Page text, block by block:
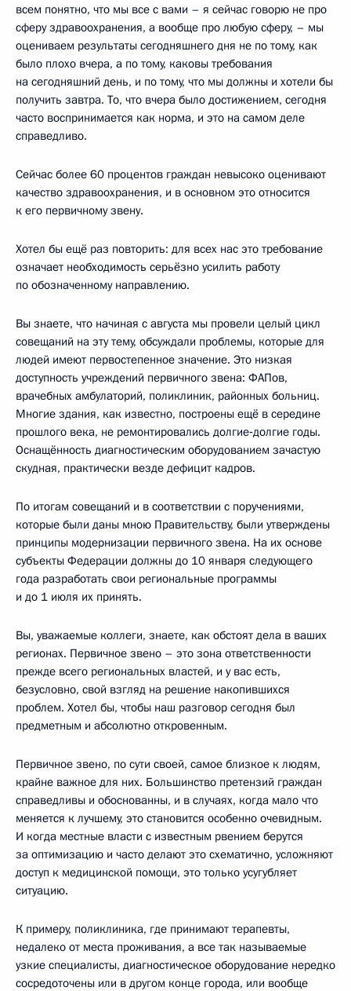
всем понятно, что мы все с вами – я сейчас говорю не про
сферу здравоохранения, а вообще про любую сферу, – мы
оцениваем результаты сегодняшнего дня не по тому, как
было плохо вчера, а по тому, каковы требования
на сегодняшний день, и по тому, что мы должны и хотели бы
получить завтра. То, что вчера было достижением, сегодня
часто воспринимается как норма, и это на самом деле
справедливо.
Сейчас более 60 процентов граждан невысоко оценивают
качество здравоохранения, и в основном это относится
к его первичному звену.
Хотел бы ещё раз повторить: для всех нас это требование
означает необходимость серьёзно усилить работу
по обозначенному направлению.
Вы знаете, что начиная с августа мы провели целый цикл
совещаний на эту тему, обсуждали проблемы, которые для
людей имеют первостепенное значение. Это низкая
доступность учреждений первичного звена: ФАПов,
врачебных амбулаторий, поликлиник, районных больниц.
Многие здания, как известно, построены ещё в середине
прошлого века, не ремонтировались долгие‑долгие годы.
Оснащённость диагностическим оборудованием зачастую
скудная, практически везде дефицит кадров.
По итогам совещаний и в соответствии с поручениями,
которые были даны мною Правительству, были утверждены
принципы модернизации первичного звена. На их основе
субъекты Федерации должны до 10 января следующего
года разработать свои региональные программы
и до 1 июля их принять.
Вы, уважаемые коллеги, знаете, как обстоят дела в ваших
регионах. Первичное звено – это зона ответственности
прежде всего региональных властей, и у вас есть,
безусловно, свой взгляд на решение накопившихся
проблем. Хотел бы, чтобы наш разговор сегодня был
предметным и абсолютно откровенным.
Первичное звено, по сути своей, самое близкое к людям,
крайне важное для них. Большинство претензий граждан
справедливы и обоснованны, и в случаях, когда мало что
меняется к лучшему, это становится особенно очевидным.
И когда местные власти с известным рвением берутся
за оптимизацию и часто делают это схематично, усложняют
доступ к медицинской помощи, это только усугубляет
ситуацию.
К примеру, поликлиника, где принимают терапевты,
недалеко от места проживания, а все так называемые
узкие специалисты, диагностическое оборудование нередко
сосредоточены или в другом конце города, или вообще